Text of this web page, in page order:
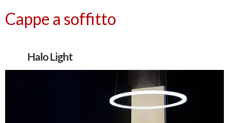
Cappe a soffitto
Halo Light